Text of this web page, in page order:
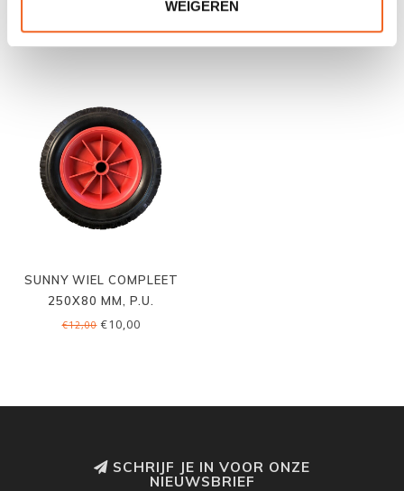
WEIGEREN
SUNNY WIEL COMPLEET
250X80 MM, P.U.
ONGELAGERD
€12,00€10,00
SCHRIJF JE IN VOOR ONZE
NIEUWSBRIEF